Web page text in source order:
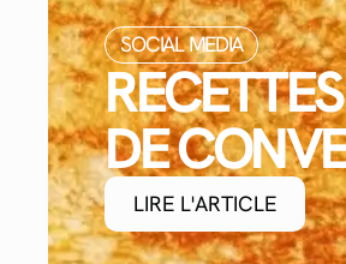
SOCIAL MEDIA
DE
LIRE L'ARTICLE